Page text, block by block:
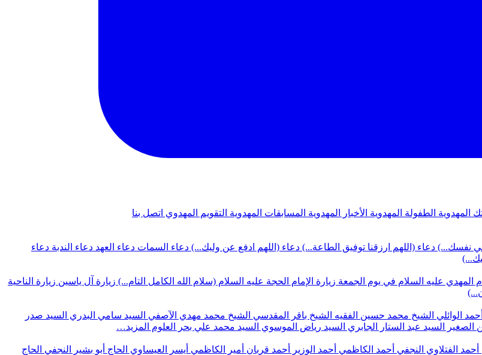
المهدوية الطفولة المهدوية الأخبار المهدوية المسابقات المهدوية التقويم المهدوي اتصل بنا
نفسك...) دعاء (اللهم ارزقنا توفيق الطاعة...) دعاء (اللهم ادفع عن وليك...) دعاء السمات دعاء العهد دعاء الندبة دعاء
المهدي عليه السلام في يوم الجمعة زيارة الإمام الحجة عليه السلام (سلام الله الكامل التام...) زيارة آل ياسين زيارة الناحية
الوائلي الشيخ محمد حسين الفقيه الشيخ باقر المقدسي الشيخ محمد مهدي الآصفي السيد سامي البدري السيد صدر
الصغير السيد عبد الستار الجابري السيد رياض الموسوي السيد محمد علي بحر العلوم المزيد…
أحمد الفتلاوي النجفي أحمد الكاظمي أحمد الوزير أحمد قربان أمير الكاظمي أيسر العيساوي الحاج أبو بشير النجفي الحاج